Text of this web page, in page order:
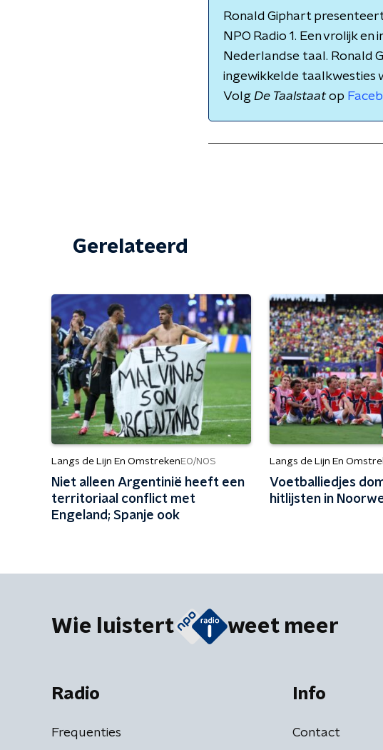
Ronald Giphart
NPO Radio 1. Een vrolijk
Nederlandse taal. Ronald
ingewikkelde taalkwesties
Volg De Taalstaatop
Gerelateerd
Langs de Lijn En Omstreken EO/NOS
Niet alleen Argentinië heeft een
territoriaal conflict met
Engeland; Spanje ook
Langs de Lijn En
Voetballiedjes
hitlijsten in
Wie luistert weet meer
Radio
Frequenties
Info
Contact